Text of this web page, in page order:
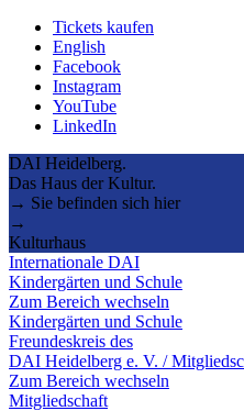
Tickets kaufen
English
Facebook
Instagram
YouTube
LinkedIn
DAI Heidelberg.
Das Haus der Kultur.
→ Sie befinden sich hier
→
Kulturhaus
Internationale DAI
Kindergärten und Schule
Zum Bereich wechseln
Kindergärten und Schule
Freundeskreis des
DAI Heidelberg e. V. /
Zum Bereich wechseln
Mitgliedschaft